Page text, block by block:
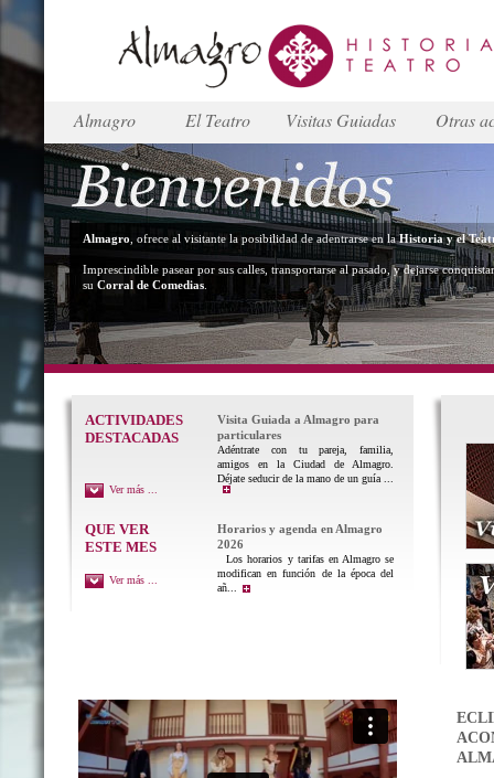
Almagro El Teatro Visitas Guiadas Otras
Almagro , ofrece al visitante la posibilidad de adentrarse en laHistoria y el
Imprescindible pasear por sus calles, transportarse al pasado, y dejarse
su Corral de Comedias
ACTIVIDADES
DESTACADAS
Visita Guiada a Almagro para
particulares
Adéntrate con tu pareja, familia,
amigos en la Ciudad de Almagro.
Déjate seducir de la mano de un guía ...
Ver más ...
QUE VER
ESTE MES
Horarios y agenda en Almagro
2026
Los horarios y tarifas en Almagro se
modifican en función de la época del
añ...
Ver más ...